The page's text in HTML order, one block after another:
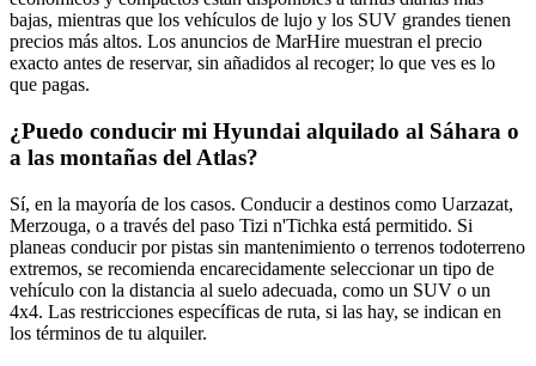
bajas, mientras que los vehículos de lujo y los SUV grandes tienen
precios más altos. Los anuncios de MarHire muestran el precio
exacto antes de reservar, sin añadidos al recoger; lo que ves es lo
que pagas.
¿Puedo conducir mi Hyundai alquilado al Sáhara o
a las montañas del Atlas?
Sí, en la mayoría de los casos. Conducir a destinos como Uarzazat,
Merzouga, o a través del paso Tizi n'Tichka está permitido. Si
planeas conducir por pistas sin mantenimiento o terrenos todoterreno
extremos, se recomienda encarecidamente seleccionar un tipo de
vehículo con la distancia al suelo adecuada, como un SUV o un
4x4. Las restricciones específicas de ruta, si las hay, se indican en
los términos de tu alquiler.